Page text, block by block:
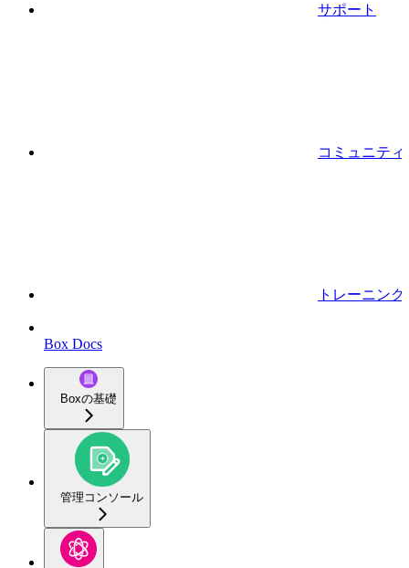
サポート
コミュニティ
トレーニング
Box Docs
Boxの基礎
管理コンソール